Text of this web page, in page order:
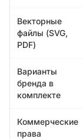
Векторные
файлы (SVG,
PDF)
Варианты
бренда в
комплекте
Коммерческие
права